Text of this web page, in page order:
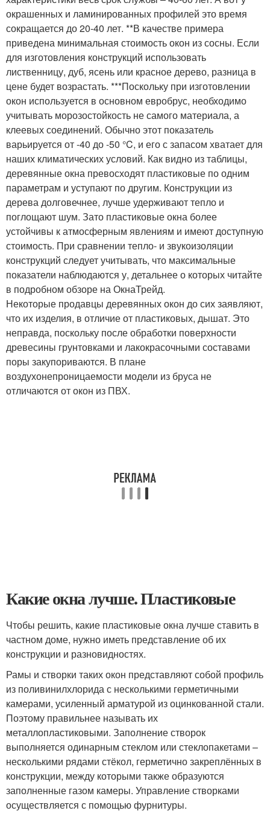
окрашенных и ламинированных профилей это время
сокращается до 20-40 лет. **В качестве примера
приведена минимальная стоимость окон из сосны. Если
для изготовления конструкций использовать
лиственницу, дуб, ясень или красное дерево, разница в
цене будет возрастать. ***Поскольку при изготовлении
окон используется в основном евробрус, необходимо
учитывать морозостойкость не самого материала, а
клеевых соединений. Обычно этот показатель
варьируется от -40 до -50 °C, и его с запасом хватает для
наших климатических условий. Как видно из таблицы,
деревянные окна превосходят пластиковые по одним
параметрам и уступают по другим. Конструкции из
дерева долговечнее, лучше удерживают тепло и
поглощают шум. Зато пластиковые окна более
устойчивы к атмосферным явлениям и имеют доступную
стоимость. При сравнении тепло- и звукоизоляции
конструкций следует учитывать, что максимальные
показатели наблюдаются у, детальнее о которых читайте
в подробном обзоре на ОкнаТрейд.
Некоторые продавцы деревянных окон до сих заявляют,
что их изделия, в отличие от пластиковых, дышат. Это
неправда, поскольку после обработки поверхности
древесины грунтовками и лакокрасочными составами
поры закупориваются. В плане
воздухонепроницаемости модели из бруса не
отличаются от окон из ПВХ.
Какие окна лучше. Пластиковые
Чтобы решить, какие пластиковые окна лучше ставить в
частном доме, нужно иметь представление об их
конструкции и разновидностях.
Рамы и створки таких окон представляют собой профиль
из поливинилхлорида с несколькими герметичными
камерами, усиленный арматурой из оцинкованной стали.
Поэтому правильнее называть их
металлопластиковыми. Заполнение створок
выполняется одинарным стеклом или стеклопакетами –
несколькими рядами стёкол, герметично закреплённых в
конструкции, между которыми также образуются
заполненные газом камеры. Управление створками
осуществляется с помощью фурнитуры.